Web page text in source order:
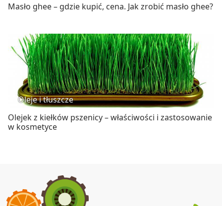
Masło ghee – gdzie kupić, cena. Jak zrobić masło ghee?
Oleje i tłuszcze
Olejek z kiełków pszenicy – właściwości i zastosowanie
w kosmetyce